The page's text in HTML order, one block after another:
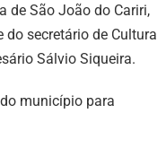
de São João do Cariri,
do secretário de Cultura
Sálvio Siqueira.
município para